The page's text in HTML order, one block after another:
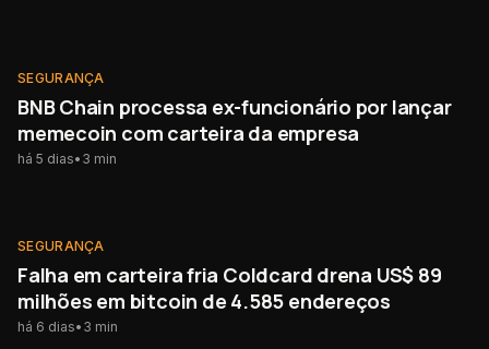
SEGURANÇA
SEGURANÇA
BNB Chain processa ex-funcionário por lançar
memecoin com carteira da empresa
há 5 dias• 3 min
SEGURANÇA
SEGURANÇA
Falha em carteira fria Coldcard drena US$ 89
milhões em bitcoin de 4.585 endereços
há 6 dias• 3 min